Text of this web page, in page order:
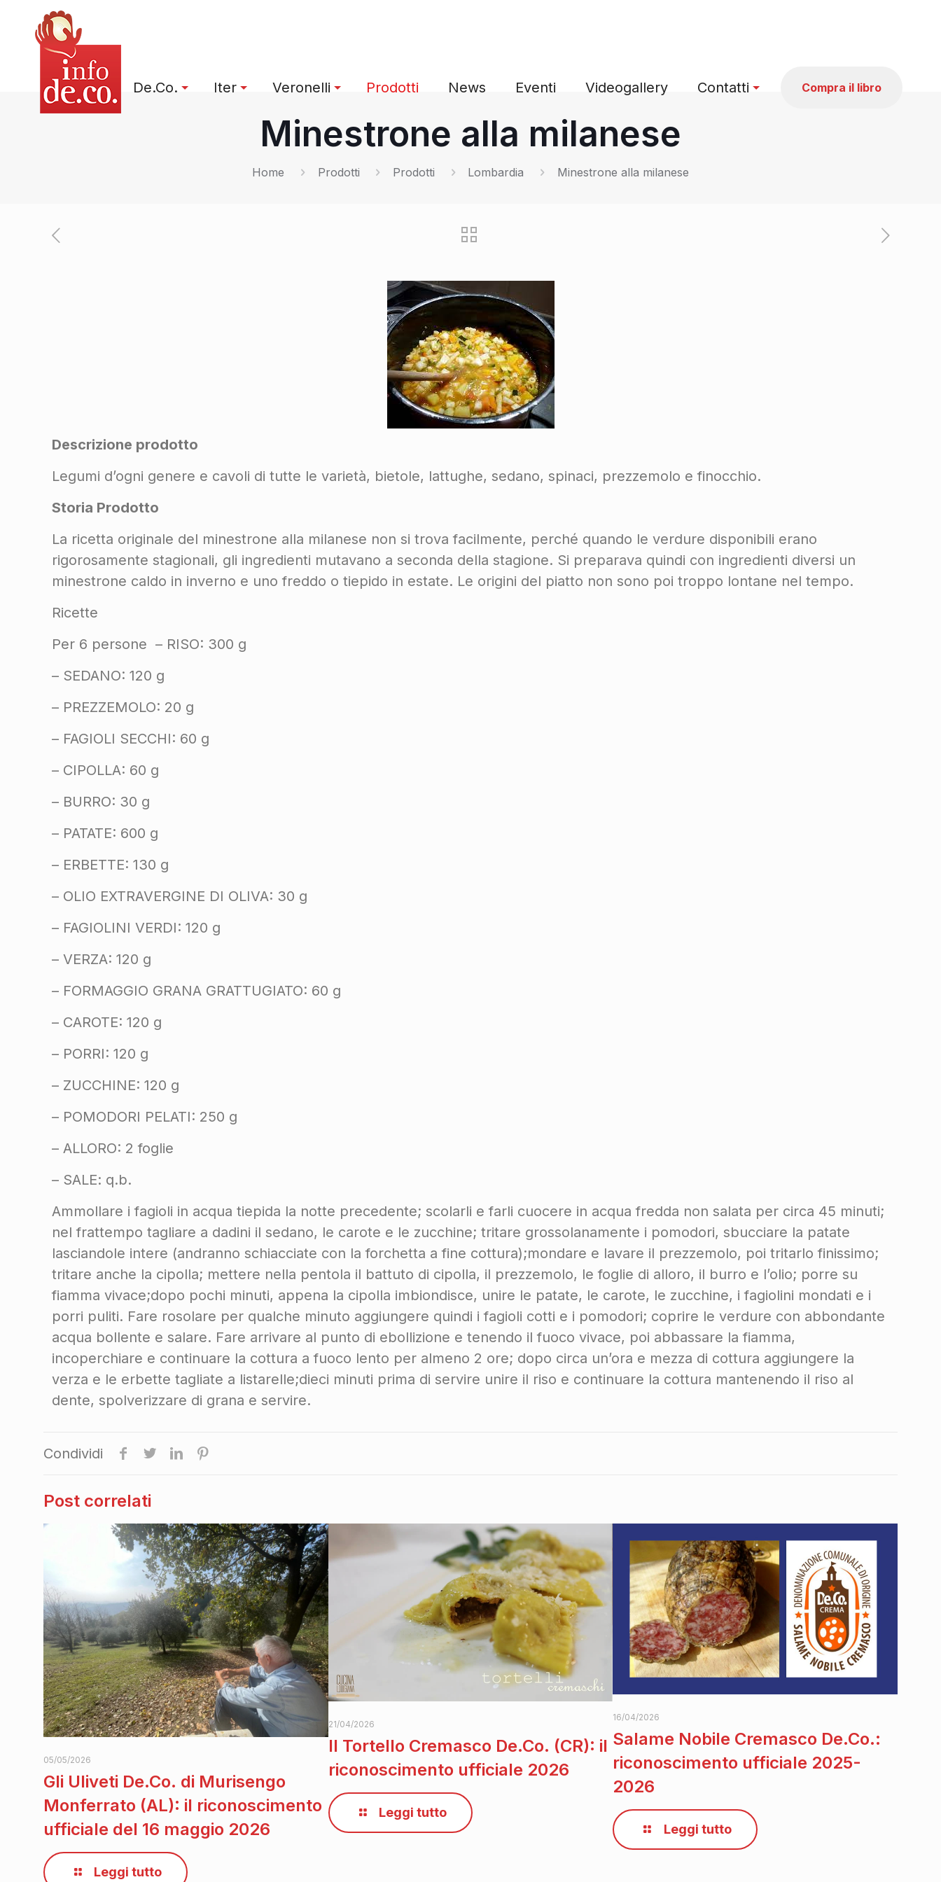
De.Co. Iter Veronelli Prodotti News Eventi Videogallery Contatti Compra il libro
Minestrone alla milanese
Home Prodotti Prodotti Lombardia Minestrone alla milanese
Descrizione prodotto
Legumi d’ogni genere e cavoli di tutte le varietà, bietole, lattughe, sedano, spinaci, prezzemolo e finocchio.
Storia Prodotto
La ricetta originale del minestrone alla milanese non si trova facilmente, perché quando le verdure disponibili erano
rigorosamente stagionali, gli ingredienti mutavano a seconda della stagione. Si preparava quindi con ingredienti diversi un
minestrone caldo in inverno e uno freddo o tiepido in estate. Le origini del piatto non sono poi troppo lontane nel tempo.
Ricette
Per 6 persone – RISO: 300 g
– SEDANO: 120 g
– PREZZEMOLO: 20 g
– FAGIOLI SECCHI: 60 g
– CIPOLLA: 60 g
– BURRO: 30 g
– PATATE: 600 g
– ERBETTE: 130 g
– OLIO EXTRAVERGINE DI OLIVA: 30 g
– FAGIOLINI VERDI: 120 g
– VERZA: 120 g
– FORMAGGIO GRANA GRATTUGIATO: 60 g
– CAROTE: 120 g
– PORRI: 120 g
– ZUCCHINE: 120 g
– POMODORI PELATI: 250 g
– ALLORO: 2 foglie
– SALE: q.b.
Ammollare i fagioli in acqua tiepida la notte precedente; scolarli e farli cuocere in acqua fredda non salata per circa 45 minuti;
nel frattempo tagliare a dadini il sedano, le carote e le zucchine; tritare grossolanamente i pomodori, sbucciare la patate
lasciandole intere (andranno schiacciate con la forchetta a fine cottura);mondare e lavare il prezzemolo, poi tritarlo finissimo;
tritare anche la cipolla; mettere nella pentola il battuto di cipolla, il prezzemolo, le foglie di alloro, il burro e l’olio; porre su
fiamma vivace;dopo pochi minuti, appena la cipolla imbiondisce, unire le patate, le carote, le zucchine, i fagiolini mondati e i
porri puliti. Fare rosolare per qualche minuto aggiungere quindi i fagioli cotti e i pomodori; coprire le verdure con abbondante
acqua bollente e salare. Fare arrivare al punto di ebollizione e tenendo il fuoco vivace, poi abbassare la fiamma,
incoperchiare e continuare la cottura a fuoco lento per almeno 2 ore; dopo circa un’ora e mezza di cottura aggiungere la
verza e le erbette tagliate a listarelle;dieci minuti prima di servire unire il riso e continuare la cottura mantenendo il riso al
dente, spolverizzare di grana e servire.
Condividi
Post correlati
05/05/2026
Gli Uliveti De.Co. di Murisengo
Monferrato (AL): il riconoscimento
ufficiale del 16 maggio 2026
Leggi tutto
21/04/2026
Il Tortello Cremasco De.Co. (CR): il
riconoscimento ufficiale 2026
Leggi tutto
16/04/2026
Salame Nobile Cremasco De.Co.:
riconoscimento ufficiale 2025-
2026
Leggi tutto